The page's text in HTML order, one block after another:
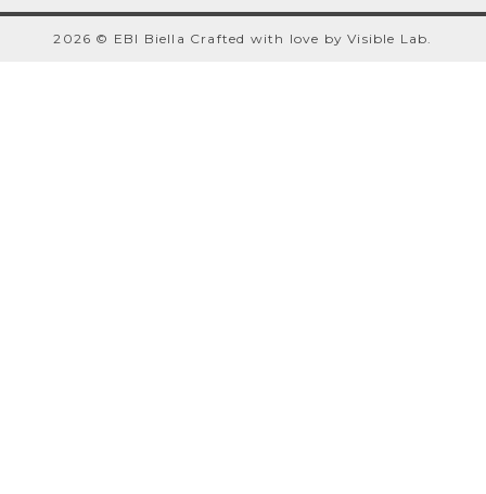
2026 © EBI Biella Crafted with love byVisible Lab.